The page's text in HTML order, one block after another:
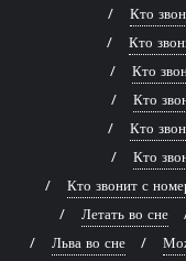
Кто
Кто
Кто
Кто
Кто
Кто
Кто звонит с
Летать во сне
Льва во сне